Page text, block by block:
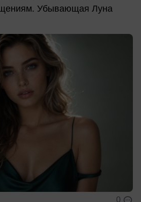
Убывающая Луна
0